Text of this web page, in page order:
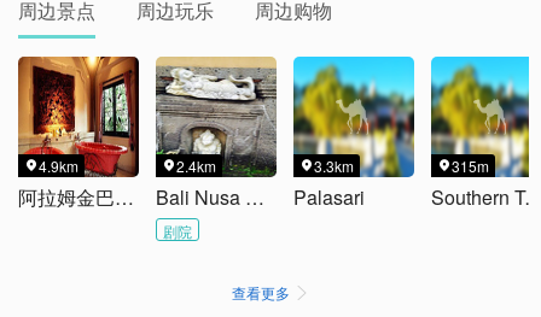
周边景点 周边玩乐 周边购物
4.9km
阿拉姆金巴兰温泉
2.4km
Bali Nusa Dua Theatre
剧院
3.3km
Palasari
315m
Southern Terminus of Bali-
查看更多 